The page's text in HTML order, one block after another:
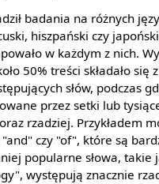
badania na różnych
hiszpański czy
w każdym z nich.
50% treści składało się
słów, podczas
przez setki lub
rzadziej. Przykładem
czy "of", które są
popularne słowa, takie
występują znacznie